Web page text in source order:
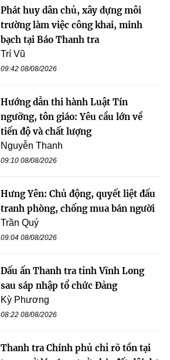
Phát huy dân chủ, xây dựng môi
trường làm việc công khai, minh
bạch tại Báo Thanh tra
Trí Vũ
09:42 08/08/2026
Hướng dẫn thi hành Luật Tín
ngưỡng, tôn giáo: Yêu cầu lớn về
tiến độ và chất lượng
Nguyễn Thanh
09:10 08/08/2026
Hưng Yên: Chủ động, quyết liệt đấu
tranh phòng, chống mua bán người
Trần Quý
09:04 08/08/2026
Dấu ấn Thanh tra tỉnh Vĩnh Long
sau sáp nhập tổ chức Đảng
Kỳ Phương
08:22 08/08/2026
Thanh tra Chính phủ chỉ rõ tồn tại